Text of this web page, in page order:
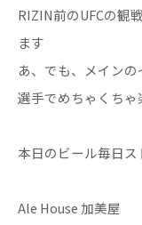
RIZIN前のUFCの観
ます
あ、でも、メイン
選手でめちゃくち
本日のビール毎日
Ale House 加美屋